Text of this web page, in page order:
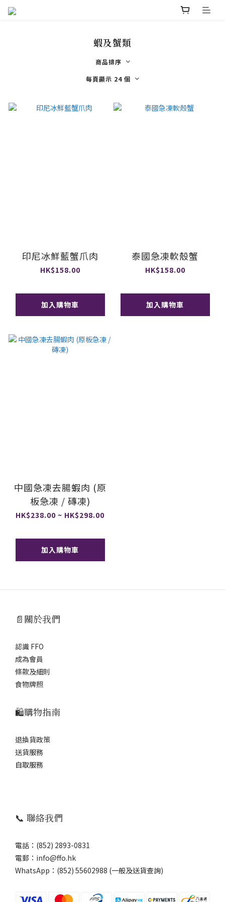
蝦及蟹類
商品排序
每頁顯示 24 個
印尼冰鮮藍蟹爪肉
HK$158.00
加入購物車
泰國急凍軟殼蟹
HK$158.00
加入購物車
中國急凍去腸蝦肉 (原
板急凍 / 磚凍)
HK$238.00 ~ HK$298.00
加入購物車
📄關於我們
認識 FFO
成為會員
條款及細則
食物牌照
🛍️購物指南
退換貨政策
送貨服務
自取服務
📞 聯絡我們
電話：(852) 2893-0831
電郵：info@ffo.hk
WhatsApp： (852) 55602988 (一般及送貨查詢)